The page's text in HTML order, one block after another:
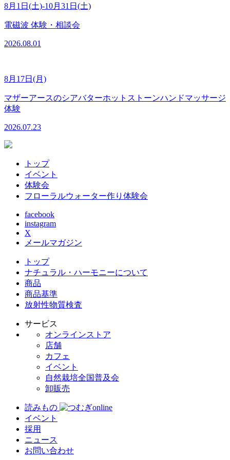
8月1日(土)-10月31日(土)
電磁波 体験・相談会
2026.08.01
8月17日(月)
マザーアースのシアバターホットストーンハンドマッサージ
体験
2026.07.23
トップ
イベント
体験会
フローラルウォーター作り体験会
facebook
instagram
X
メールマガジン
トップ
ナチュラル・ハーモニーについて
商品
商品基準
放射性物質検査
サービス
オンラインストア
店舗
カフェ
イベント
自然栽培全国普及会
卸販売
読みもの
イベント
採用
ニュース
お問い合わせ